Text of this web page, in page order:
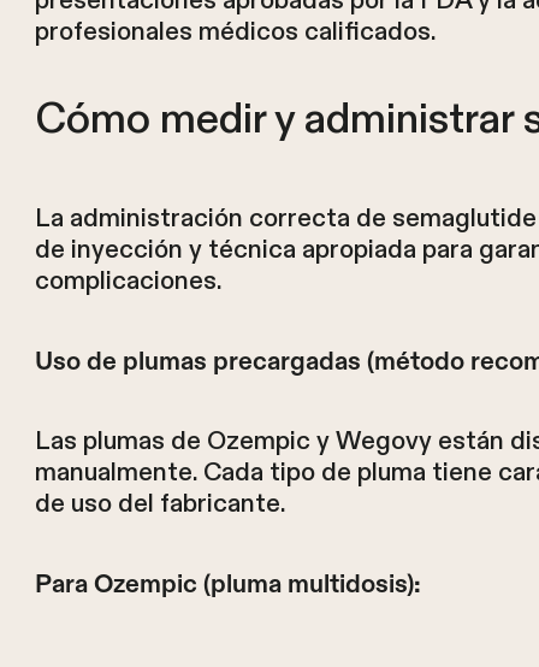
profesionales médicos calificados.
Cómo medir y
La administración correcta de
de inyección y técnica apropiada para
complicaciones.
Uso de plumas precargadas (método
Las plumas de Ozempic y Wegovy están
manualmente. Cada tipo de pluma tiene
de uso del fabricante.
Para Ozempic (pluma multidosis):